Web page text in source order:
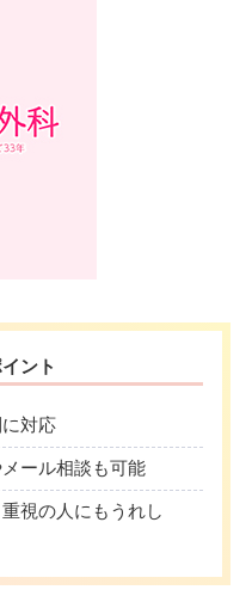
∣
：00
19：00
ント
対応
ール相談も可能
視の人にもうれし